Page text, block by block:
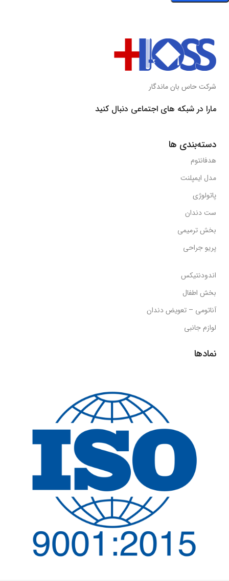
شرکت حاس بان ماندگار
مارا در شبکه های اجتماعی دنبال کنید
دسته‌بندی ها
هدفانتوم
مدل ایمپلنت
پاتولوژی
ست دندان
بخش ترمیمی
پریو جراحی
اندودنتیکس
بخش اطفال
آناتومی – تعویض دندان
لوازم جانبی
نمادها